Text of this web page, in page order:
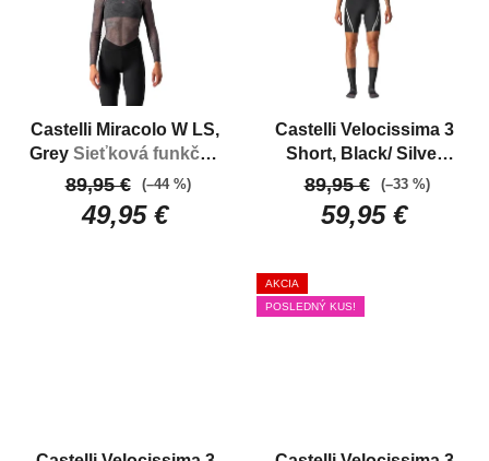
Castelli Miracolo W LS,
Grey Sieťková funkčná
bielizeň s dlhým
rukávom
49,95 €
89,95 € (–44 %)
Castelli Velocissima 3
Short, Black/ Silver
Štýlové dámske
nohavice na bicykel
59,95 €
89,95 € (–33 %)
AKCIA
POSLEDNÝ KUS!